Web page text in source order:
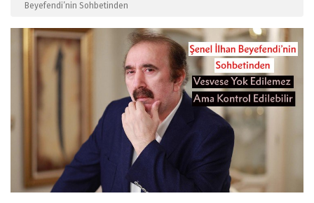
Beyefendi’nin Sohbetinden